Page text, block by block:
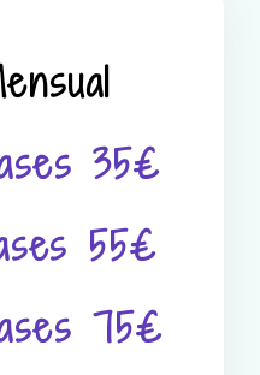
35€
55€
75€